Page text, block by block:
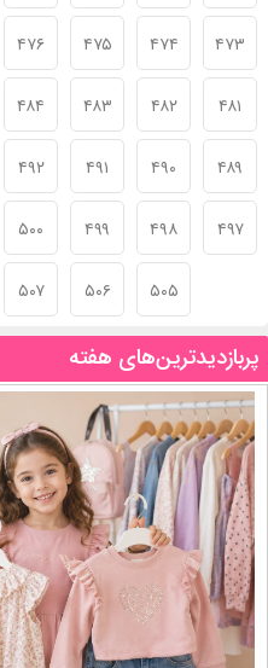
۴۷۳ ۴۷۴ ۴۷۵ ۴۷۶
۴۸۱ ۴۸۲ ۴۸۳ ۴۸۴
۴۸۹ ۴۹۰ ۴۹۱ ۴۹۲
۴۹۷ ۴۹۸ ۴۹۹ ۵۰۰
۵۰۵ ۵۰۶ ۵۰۷
پربازدیدترین‌های هفته